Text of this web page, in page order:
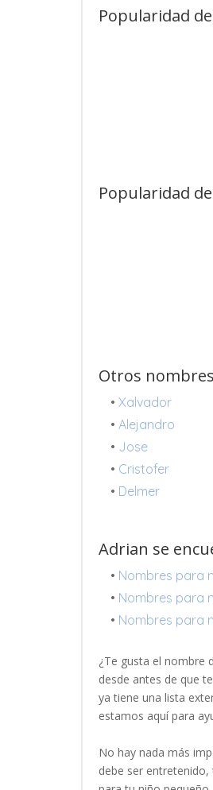
Popularidad
Popularidad
Otros
• Xalvador
• Alejandro
• Jose
• Cristofer
• Delmer
Adrian se
• Nombres para
• Nombres para
• Nombres para
¿Te gusta el nombre
desde antes de que
ya tiene una lista
estamos aquí para
No hay nada más
debe ser